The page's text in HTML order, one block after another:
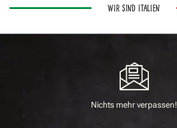
WIR SIND ITALIEN
Nichts mehr verpassen!